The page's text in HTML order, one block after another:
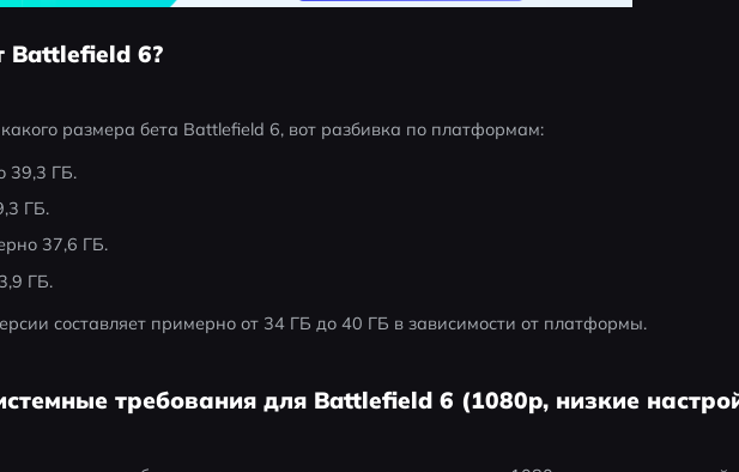
Battlefield 6?
какого размера бета Battlefield 6, вот разбивка по платформам:
39,3 ГБ.
ГБ.
37,6 ГБ.
ГБ.
составляет примерно от 34 ГБ до 40 ГБ в зависимости от платформы.
требования для Battlefield 6 (1080p, низкие